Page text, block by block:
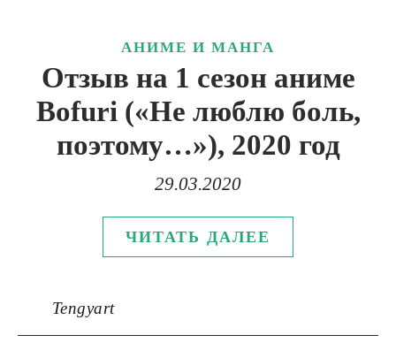
АНИМЕ И МАНГА
Отзыв на 1 сезон аниме
Bofuri («Не люблю боль,
поэтому…»), 2020 год
29.03.2020
ЧИТАТЬ ДАЛЕЕ
Tengyart